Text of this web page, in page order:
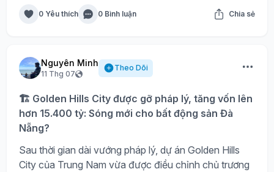
0 Yêu thích 0 Bình luận Chia sẻ
Nguyên Minh
11 Thg 07
Theo Dõi
🏗️ Golden Hills City được gỡ pháp lý, tăng vốn lên
hơn 15.400 tỷ: Sóng mới cho bất động sản Đà
Nẵng?
Sau thời gian dài vướng pháp lý, dự án Golden Hills
City của Trung Nam vừa được điều chỉnh chủ trương